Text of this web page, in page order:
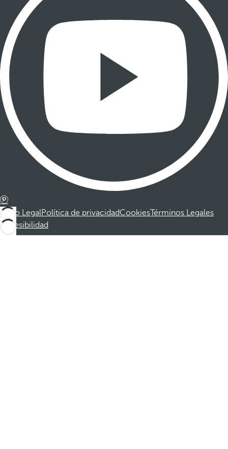
Aviso LegalPolítica de privacidadCookiesTérminos Legales
Accesibilidad